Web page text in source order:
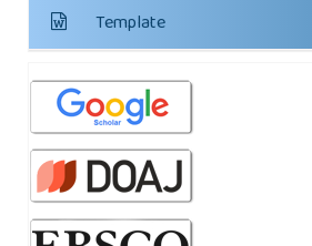
Template